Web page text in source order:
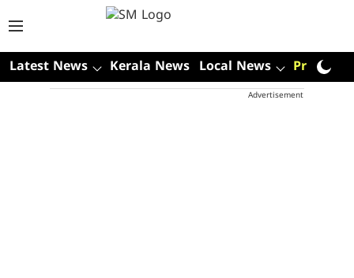
Latest News Kerala News Local News Premium
Advertisement